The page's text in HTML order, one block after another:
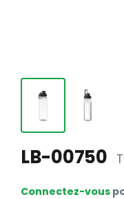
Sous-mains
Bloc-notes
Chemises
LB-00750
Connectez-vous